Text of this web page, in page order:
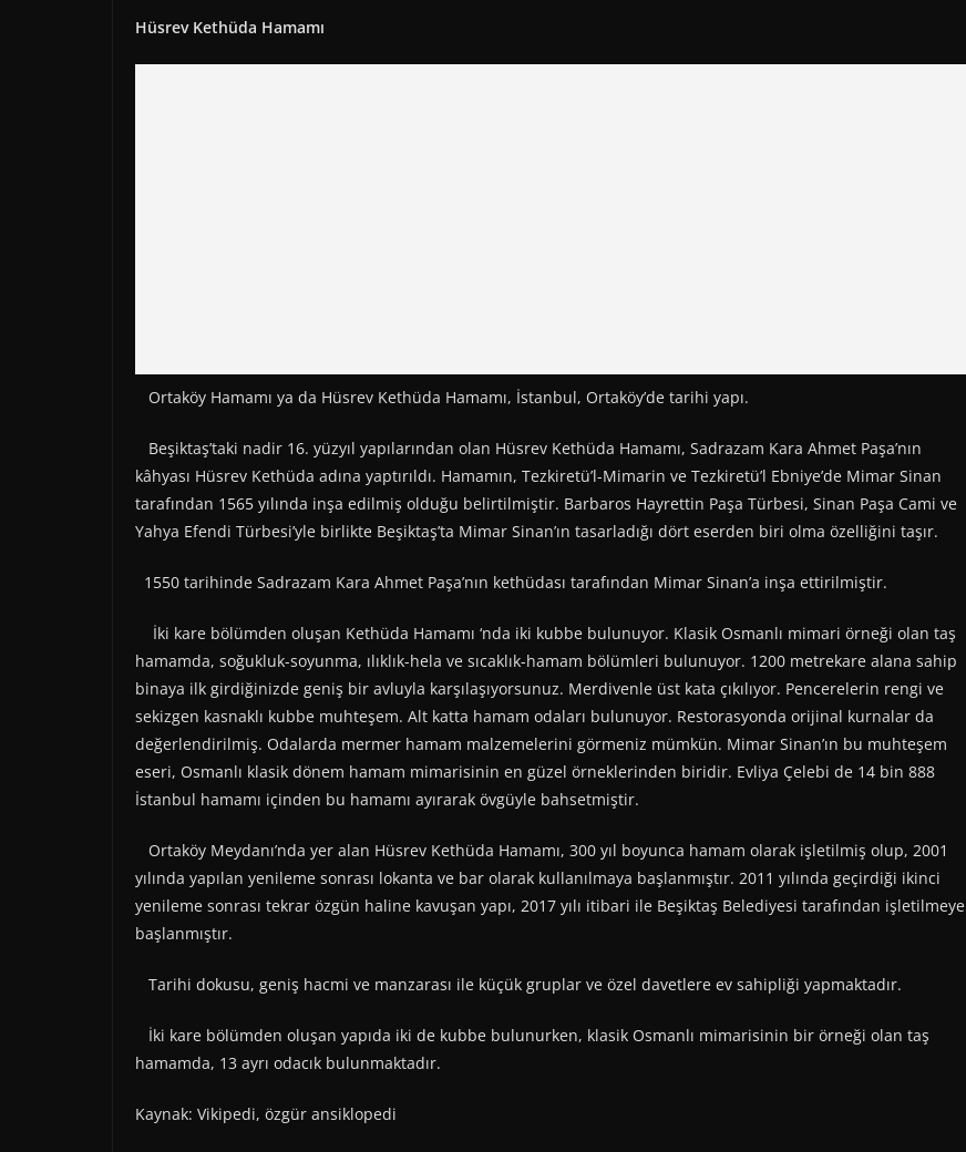
Hüsrev Kethüda Hamamı
Ortaköy Hamamı ya da Hüsrev Kethüda Hamamı, İstanbul, Ortaköy’de tarihi yapı.
Beşiktaş’taki nadir 16. yüzyıl yapılarından olan Hüsrev Kethüda Hamamı, Sadrazam Kara Ahmet Paşa’nın
kâhyası Hüsrev Kethüda adına yaptırıldı. Hamamın, Tezkiretü’l-Mimarin ve Tezkiretü’l Ebniye’de Mimar Sinan
tarafından 1565 yılında inşa edilmiş olduğu belirtilmiştir. Barbaros Hayrettin Paşa Türbesi, Sinan Paşa Cami ve
Yahya Efendi Türbesi’yle birlikte Beşiktaş’ta Mimar Sinan’ın tasarladığı dört eserden biri olma özelliğini taşır.
1550 tarihinde Sadrazam Kara Ahmet Paşa’nın kethüdası tarafından Mimar Sinan’a inşa ettirilmiştir.
İki kare bölümden oluşan Kethüda Hamamı ‘nda iki kubbe bulunuyor. Klasik Osmanlı mimari örneği olan taş
hamamda, soğukluk-soyunma, ılıklık-hela ve sıcaklık-hamam bölümleri bulunuyor. 1200 metrekare alana sahip
binaya ilk girdiğinizde geniş bir avluyla karşılaşıyorsunuz. Merdivenle üst kata çıkılıyor. Pencerelerin rengi ve
sekizgen kasnaklı kubbe muhteşem. Alt katta hamam odaları bulunuyor. Restorasyonda orijinal kurnalar da
değerlendirilmiş. Odalarda mermer hamam malzemelerini görmeniz mümkün. Mimar Sinan’ın bu muhteşem
eseri, Osmanlı klasik dönem hamam mimarisinin en güzel örneklerinden biridir. Evliya Çelebi de 14 bin 888
İstanbul hamamı içinden bu hamamı ayırarak övgüyle bahsetmiştir.
Ortaköy Meydanı’nda yer alan Hüsrev Kethüda Hamamı, 300 yıl boyunca hamam olarak işletilmiş olup, 2001
yılında yapılan yenileme sonrası lokanta ve bar olarak kullanılmaya başlanmıştır. 2011 yılında geçirdiği ikinci
yenileme sonrası tekrar özgün haline kavuşan yapı, 2017 yılı itibari ile Beşiktaş Belediyesi tarafından işletilmeye
başlanmıştır.
Tarihi dokusu, geniş hacmi ve manzarası ile küçük gruplar ve özel davetlere ev sahipliği yapmaktadır.
İki kare bölümden oluşan yapıda iki de kubbe bulunurken, klasik Osmanlı mimarisinin bir örneği olan taş
hamamda, 13 ayrı odacık bulunmaktadır.
Kaynak: Vikipedi, özgür ansiklopedi